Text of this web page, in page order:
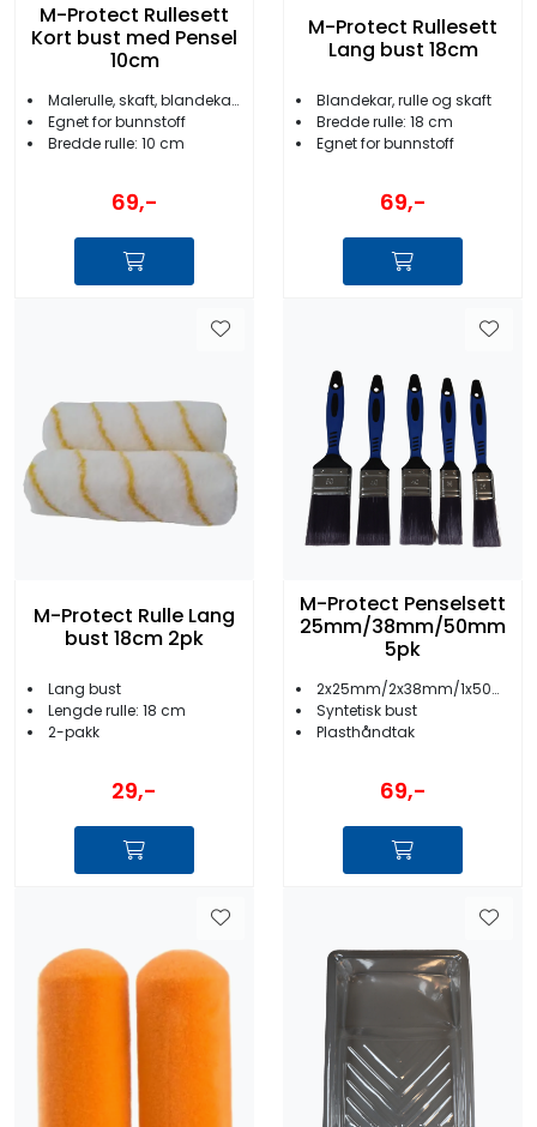
M-Protect Rullesett
Kort bust med Pensel
10cm
Malerulle, skaft, blandekar, pensel
Egnet for bunnstoff
Bredde rulle: 10 cm
69,-
M-Protect Rullesett
Lang bust 18cm
Blandekar, rulle og skaft
Bredde rulle: 18 cm
Egnet for bunnstoff
69,-
M-Protect Rulle Lang
bust 18cm 2pk
Lang bust
Lengde rulle: 18 cm
2-pakk
29,-
M-Protect Penselsett
25mm/38mm/50mm
5pk
2x25mm/2x38mm/1x50mm
Syntetisk bust
Plasthåndtak
69,-